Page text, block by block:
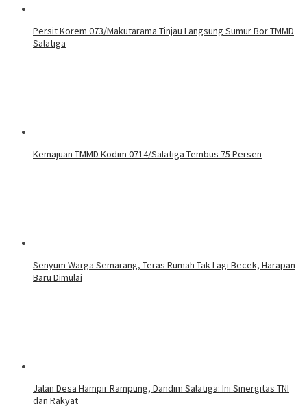
Persit Korem 073/Makutarama Tinjau Langsung Sumur Bor TMMD
Salatiga
Kemajuan TMMD Kodim 0714/Salatiga Tembus 75 Persen
Senyum Warga Semarang, Teras Rumah Tak Lagi Becek, Harapan
Baru Dimulai
Jalan Desa Hampir Rampung, Dandim Salatiga: Ini Sinergitas TNI
dan Rakyat